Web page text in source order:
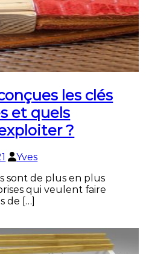
les clés
et quels
?
Yves
sont de plus en plus
qui veulent faire
de […]